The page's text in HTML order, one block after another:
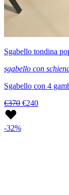
Sgabello tondina
sgabello con
Sgabello con 4
€370 €240
-32%